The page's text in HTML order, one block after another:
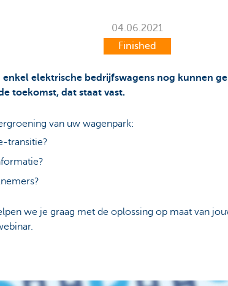
04.06.2021
Finished
elektrische bedrijfswagens nog kunnen
toekomst, dat staat vast.
van uw wagenpark:
transitie?
we je graag met de oplossing op maat van